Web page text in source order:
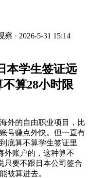
察 · 2026-5-31 15:14
本学生签证远
算28小时限
外的自由职业项目，比
号赚点外快。但一直有
底算不算学生签证里
外账户的，这种算不
只要不跟日本公司签合
被算进去。